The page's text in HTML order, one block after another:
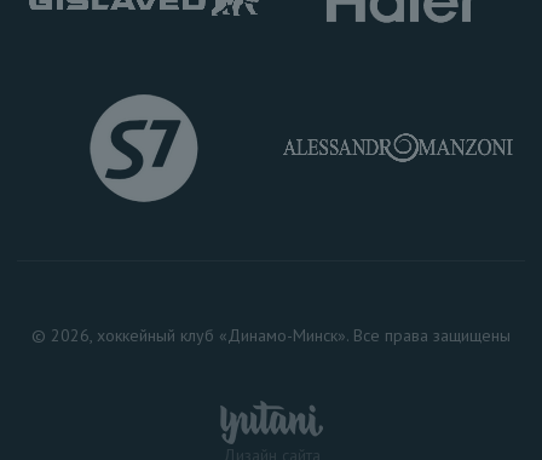
© 2026, хоккейный клуб «Динамо-Минск». Все права защищены
Дизайн сайта